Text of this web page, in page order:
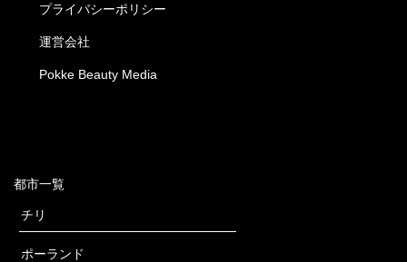
プライバシーポリシー
運営会社
Pokke Beauty Media
都市一覧
チリ
ポーランド